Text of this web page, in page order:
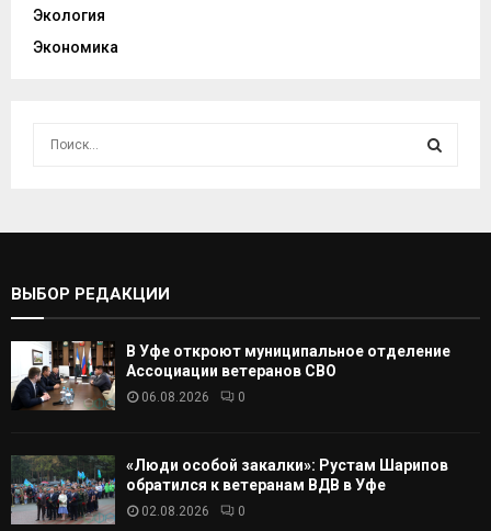
Экология
Экономика
С
А
ВЫБОР РЕДАКЦИИ
В Уфе откроют муниципальное отделение
Ассоциации ветеранов СВО
06.08.2026 0
«Люди особой закалки»: Рустам Шарипов
обратился к ветеранам ВДВ в Уфе
02.08.2026 0